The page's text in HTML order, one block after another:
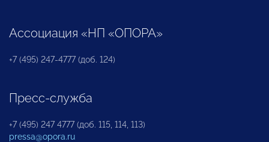
Ассоциация «НП «ОПОРА»
+7 (495) 247-4777 (доб. 124)
Пресс-служба
+7 (495) 247 4777 (доб. 115, 114, 113)
pressa@opora.ru